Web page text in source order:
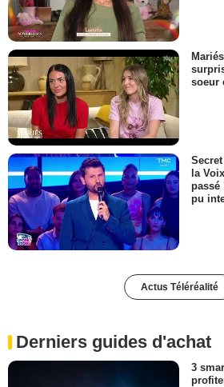
soeur
la
passé
pu
Actus Téléréalité
Derniers guides d'achat
3